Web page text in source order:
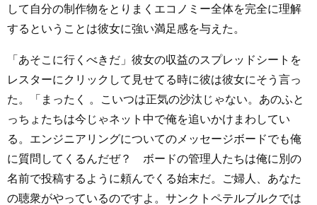
して自分の制作物をとりまくエコノミー全体を完全に理解
するということは彼女に強い満足感を与えた。
「あそこに行くべきだ」彼女の収益のスプレッドシートを
レスターにクリックして見せてる時に彼は彼女にそう言っ
た。「まったく 。こいつは正気の沙汰じゃない。あのふと
っちょたちは今じゃネット中で俺を追いかけまわしてい
る。エンジニアリングについてのメッセージボードでも俺
に質問してくるんだぜ？ ボードの管理人たちは俺に別の
名前で投稿するように頼んでくる始末だ。ご婦人、あなた
の聴衆がやっているのですよ。サンクトペテルブルクでは